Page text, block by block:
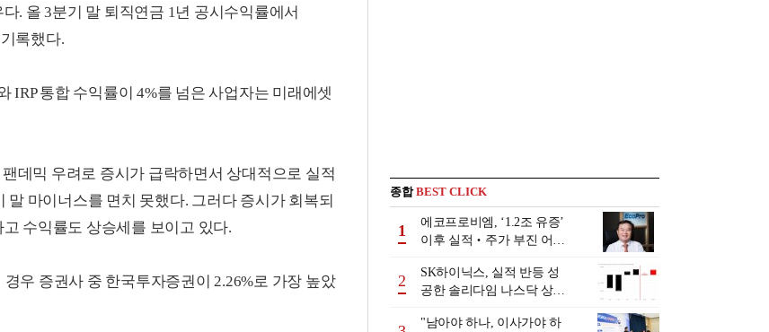
. 올 3분기 말 퇴직연금 1년 공시수익률에서
록했다.
IRP 통합 수익률이 4%를 넘은 사업자는 미래에셋
데믹 우려로 증시가 급락하면서 상대적으로 실적
말 마이너스를 면치 못했다. 그러다 증시가 회복되
수익률도 상승세를 보이고 있다.
우 증권사 중 한국투자증권이 2.26%로 가장 높았
종합BEST CLICK
1
에코프로비엠, ‘1.2조 유증’
이후 실적‧주가 부진 어쩌
2
SK하이닉스, 실적 반등 성
공한 솔리다임 나스닥 상장
"남아야 하나, 이사가야 하